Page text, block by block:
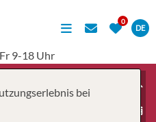
DE
9-18 Uhr
bei